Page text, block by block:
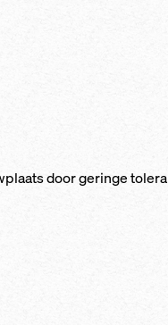
door ge­rin­ge